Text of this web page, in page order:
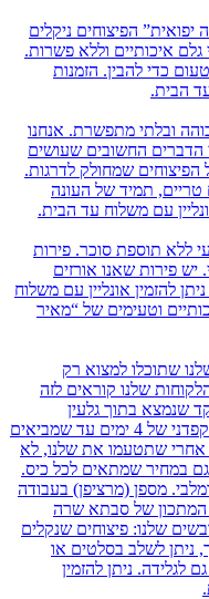
הפיצוחים ניקלים
איכותיים וללא פשרות.
כדי להבין. הזמנות
הבית.
ובלתי מתפשרת. אנחנו
הדברים החשובים שעושים
הפיצוחים שמחולק לדרגות.
טריים, תמיד של העונה
עם משלוח עד הבית.
ללא תוספת סוכר. פירות
יש פירות שאנו אורזים
להזמין אונליין עם משלוח
וטעימים של “מאיר
שתוכלו למצוא רק
שלנו קוראים לזה
שנמצא בתוך גלעין
המשמש. השקד עובר תהליך ארוך וקפדני של 4 ימים עד שמביאים
אחרי שתטעמו את שלנו, לא
במחיר שמתאים לכל כיס.
מספן (מרציפן) בעבודה
המתכון של סבתא שרה
שלנו: פיצוחים שנקלים
לשלב בסלטים או
לגלידה. ניתן להזמין